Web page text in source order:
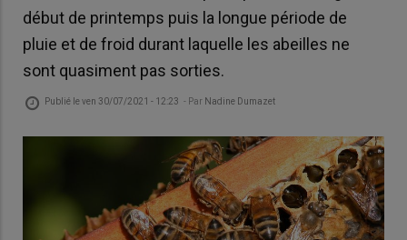
début de printemps puis la longue période de
pluie et de froid durant laquelle les abeilles ne
sont quasiment pas sorties.
Publié leven 30/07/2021 - 12:23 - Par Nadine Dumazet